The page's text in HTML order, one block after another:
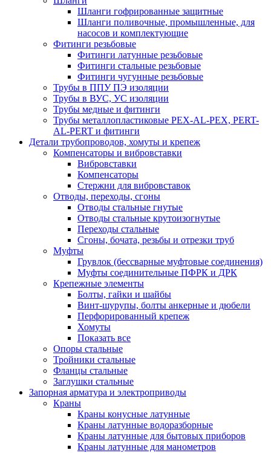
Шланги гофрированные защитные
Шланги поливочные, промышленные, для
насосов и комплектующие
Фитинги резьбовые
Фитинги латунные резьбовые
Фитинги стальные резьбовые
Фитинги чугунные резьбовые
Трубы в ППУ ПЭ изоляции
Трубы в ВУС, УС изоляции
Трубы медные и фитинги
Трубы металлопластиковые PEX-AL-PEX, PERT-
AL-PERT и фитинги
Детали трубопроводов, хомуты и крепеж
Компенсаторы и вибровставки
Вибровставки
Компенсаторы
Стержни для вибровставок
Отводы, переходы, сгоны
Отводы стальные гнутые
Отводы стальные крутоизогнутые
Переходы стальные
Сгоны, бочата, резьбы и отрезки труб
Муфты
Грувлок (бессварные муфтовые соединения)
Муфты соединительные ПФРК и ДРК
Крепежные элементы
Болты, гайки и шайбы
Винт-шурупы, болты анкерные и дюбели
Перфорированный крепеж
Хомуты
Показать все
Опоры стальные
Тройники стальные
Фланцы стальные
Заглушки стальные
Запорная арматура и электроприводы
Краны
Краны конусные латунные
Краны латунные водоразборные
Краны латунные для бытовых приборов
Краны латунные для манометров